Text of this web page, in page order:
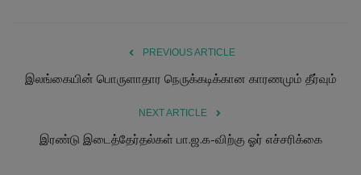
PREVIOUS ARTICLE
இலங்கையின் பொருளாதார நெருக்கடிக்கான காரணமும் தீர்வும்
NEXT ARTICLE
இரண்டு இடைத்தேர்தல்கள் பா.ஜ.க-விற்கு ஓர் எச்சரிக்கை